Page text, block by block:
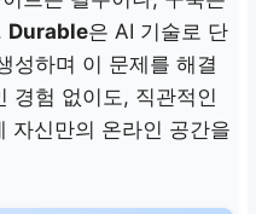
Durable은 AI 기술로 단
성하며 이 문제를 해결
경험 없이도, 직관적인
자신만의 온라인 공간을